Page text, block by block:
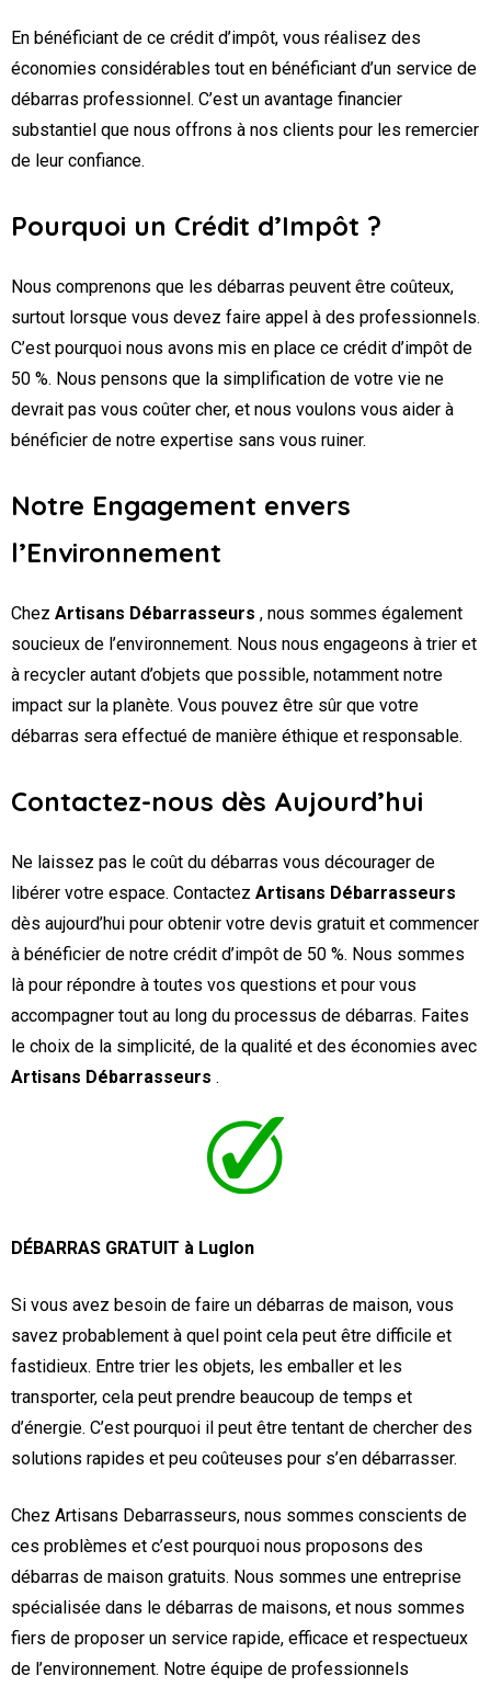
En bénéficiant de ce crédit d’impôt, vous réalisez des
économies considérables tout en bénéficiant d’un service de
débarras professionnel. C’est un avantage financier
substantiel que nous offrons à nos clients pour les remercier
de leur confiance.
Pourquoi un Crédit d’Impôt ?
Nous comprenons que les débarras peuvent être coûteux,
surtout lorsque vous devez faire appel à des professionnels.
C’est pourquoi nous avons mis en place ce crédit d’impôt de
50 %. Nous pensons que la simplification de votre vie ne
devrait pas vous coûter cher, et nous voulons vous aider à
bénéficier de notre expertise sans vous ruiner.
Notre Engagement envers
l’Environnement
Chez Artisans Débarrasseurs , nous sommes également
soucieux de l’environnement. Nous nous engageons à trier et
à recycler autant d’objets que possible, notamment notre
impact sur la planète. Vous pouvez être sûr que votre
débarras sera effectué de manière éthique et responsable.
Contactez-nous dès Aujourd’hui
Ne laissez pas le coût du débarras vous décourager de
libérer votre espace. Contactez Artisans Débarrasseurs
dès aujourd’hui pour obtenir votre devis gratuit et commencer
à bénéficier de notre crédit d’impôt de 50 %. Nous sommes
là pour répondre à toutes vos questions et pour vous
accompagner tout au long du processus de débarras. Faites
le choix de la simplicité, de la qualité et des économies avec
Artisans Débarrasseurs .
DÉBARRAS GRATUIT à Luglon
Si vous avez besoin de faire un débarras de maison, vous
savez probablement à quel point cela peut être difficile et
fastidieux. Entre trier les objets, les emballer et les
transporter, cela peut prendre beaucoup de temps et
d’énergie. C’est pourquoi il peut être tentant de chercher des
solutions rapides et peu coûteuses pour s’en débarrasser.
Chez Artisans Debarrasseurs, nous sommes conscients de
ces problèmes et c’est pourquoi nous proposons des
débarras de maison gratuits. Nous sommes une entreprise
spécialisée dans le débarras de maisons, et nous sommes
fiers de proposer un service rapide, efficace et respectueux
de l’environnement. Notre équipe de professionnels